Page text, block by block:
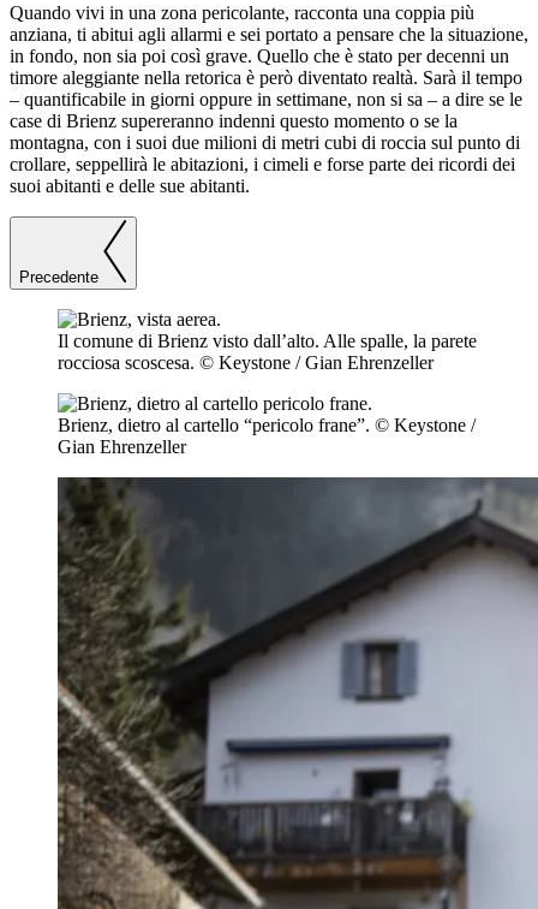
Quando vivi in una zona pericolante, racconta una coppia più
anziana, ti abitui agli allarmi e sei portato a pensare che la situazione,
in fondo, non sia poi così grave. Quello che è stato per decenni un
timore aleggiante nella retorica è però diventato realtà. Sarà il tempo
– quantificabile in giorni oppure in settimane, non si sa – a dire se le
case di Brienz supereranno indenni questo momento o se la
montagna, con i suoi due milioni di metri cubi di roccia sul punto di
crollare, seppellirà le abitazioni, i cimeli e forse parte dei ricordi dei
suoi abitanti e delle sue abitanti.
Precedente
Il comune di Brienz visto dall’alto. Alle spalle, la parete
rocciosa scoscesa. © Keystone / Gian Ehrenzeller
Brienz, dietro al cartello “pericolo frane”. © Keystone /
Gian Ehrenzeller